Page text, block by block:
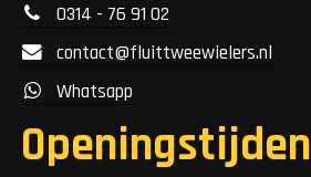
0314 - 76 91 02
contact@fluittweewielers.nl
Whatsapp
Openingstijden